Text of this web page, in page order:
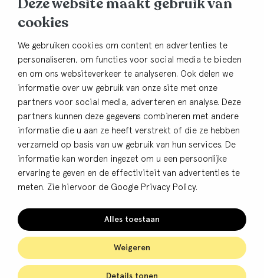
cookies
We gebruiken cookies om content en advertenties te
personaliseren, om functies voor social media te bieden
en om ons websiteverkeer te analyseren. Ook delen we
informatie over uw gebruik van onze site met onze
partners voor social media, adverteren en analyse. Deze
partners kunnen deze gegevens combineren met andere
informatie die u aan ze heeft verstrekt of die ze hebben
verzameld op basis van uw gebruik van hun services. De
informatie kan worden ingezet om u een persoonlijke
ervaring te geven en de effectiviteit van advertenties te
meten. Zie hiervoor de Google Privacy Policy.
Alles toestaan
Weigeren
Details tonen
Korte Brinkweg 37c
3761 EC Soest
Contact
033-4805482
Blijf op de hoogte:
Privacy
Cookies
Algemene voorwaarden